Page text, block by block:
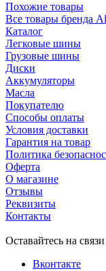
Похожие товары
Все товары бренда
Каталог
Легковые шины
Грузовые шины
Диски
Аккумуляторы
Масла
Покупателю
Способы оплаты
Условия доставки
Гарантия на товар
Политика
Оферта
О магазине
Отзывы
Реквизиты
Контакты
Оставайтесь на связи
Вконтакте